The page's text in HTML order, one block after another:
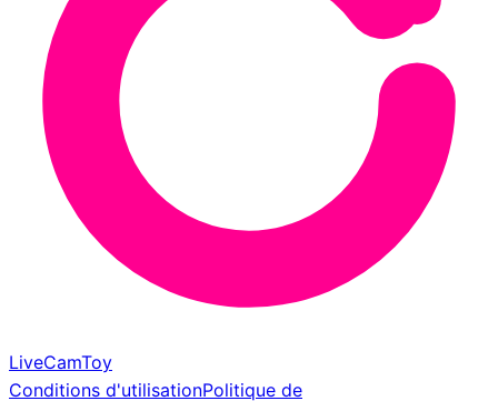
LiveCamToy
Conditions d'utilisationPolitique de